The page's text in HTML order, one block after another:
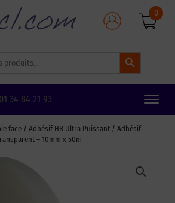
Search Button
0
01 34 84 21 93
Toggle
face / Adhésif HB Ultra Puissant / Adhésif
– 10mm x 50m